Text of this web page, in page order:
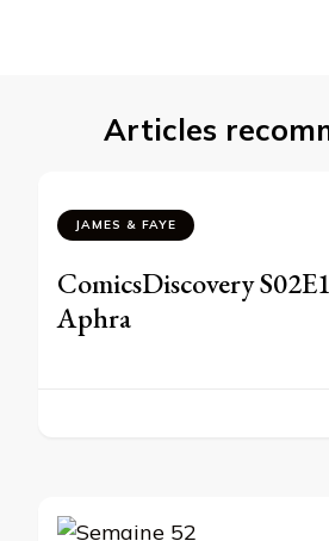
Articles
JAMES & FAYE
ComicsDiscovery
Aphra